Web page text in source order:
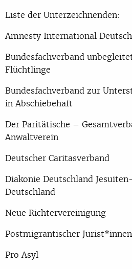
Liste der Unterzeichnenden:
Amnesty International
Bundesfachverband
Flüchtlinge
Bundesfachverband zur
in Abschiebehaft
Der Paritätische –
Anwaltverein
Deutscher Caritasverband
Diakonie Deutschland
Deutschland
Neue Richtervereinigung
Postmigrantischer
Pro Asyl